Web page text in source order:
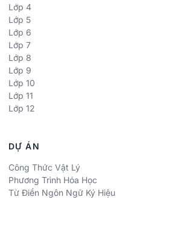
Lớp 4
Lớp 5
Lớp 6
Lớp 7
Lớp 8
Lớp 9
Lớp 10
Lớp 11
Lớp 12
DỰ ÁN
Công Thức Vật Lý
Phương Trình Hóa Học
Từ Điển Ngôn Ngữ Ký Hiệu